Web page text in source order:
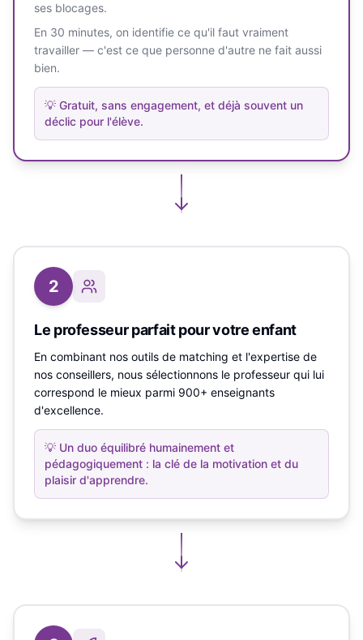
ses blocages.
En 30 minutes, on identifie ce qu'il faut vraiment
travailler — c'est ce que personne d'autre ne fait aussi
bien.
💡 Gratuit, sans engagement, et déjà souvent un
déclic pour l'élève.
2
Le professeur parfait pour votre enfant
En combinant nos outils de matching et l'expertise de
nos conseillers, nous sélectionnons le professeur qui lui
correspond le mieux parmi 900+ enseignants
d'excellence.
💡 Un duo équilibré humainement et
pédagogiquement : la clé de la motivation et du
plaisir d'apprendre.